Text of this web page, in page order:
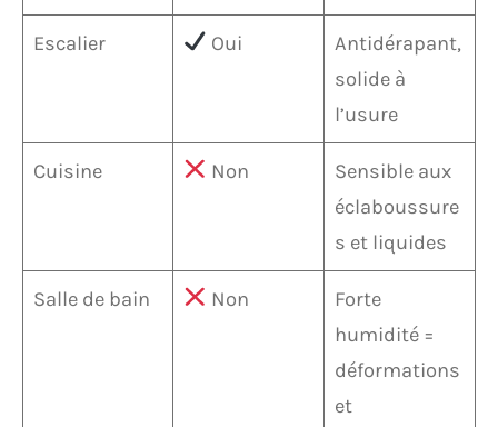
Escalier Oui
Antidérapant,
solide à
l’usure
Cuisine Non
Sensible aux
éclaboussure
s et liquides
Salle de bain Non
Forte
humidité =
déformations
et